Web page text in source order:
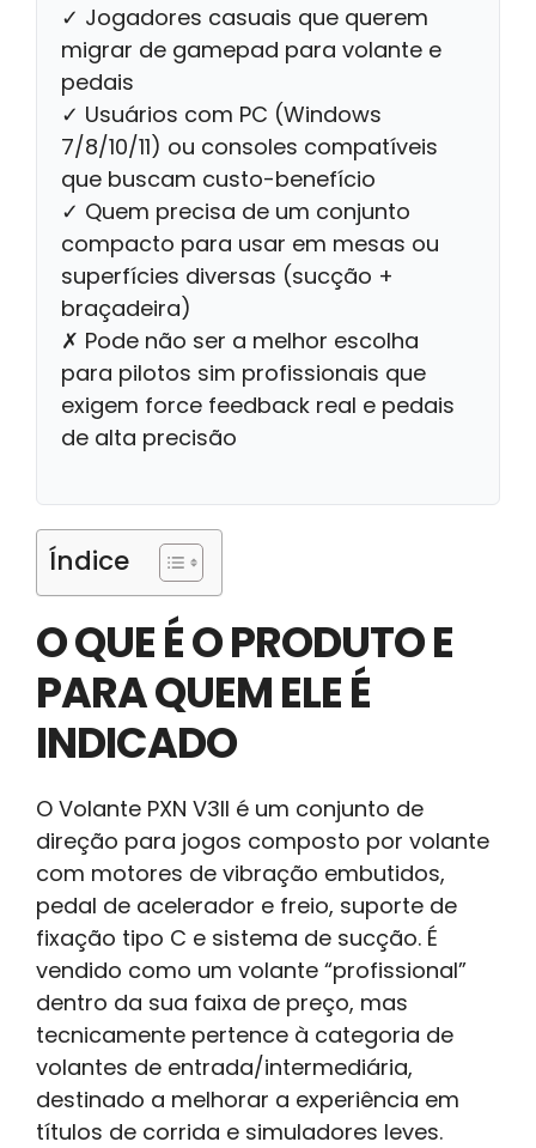
✓ Jogadores casuais que querem
migrar de gamepad para volante e
pedais
✓ Usuários com PC (Windows
7/8/10/11) ou consoles compatíveis
que buscam custo-benefício
✓ Quem precisa de um conjunto
compacto para usar em mesas ou
superfícies diversas (sucção +
braçadeira)
✗ Pode não ser a melhor escolha
para pilotos sim profissionais que
exigem force feedback real e pedais
de alta precisão
Índice
O QUE É O PRODUTO E
PARA QUEM ELE É
INDICADO
O Volante PXN V3II é um conjunto de
direção para jogos composto por volante
com motores de vibração embutidos,
pedal de acelerador e freio, suporte de
fixação tipo C e sistema de sucção. É
vendido como um volante “profissional”
dentro da sua faixa de preço, mas
tecnicamente pertence à categoria de
volantes de entrada/intermediária,
destinado a melhorar a experiência em
títulos de corrida e simuladores leves.